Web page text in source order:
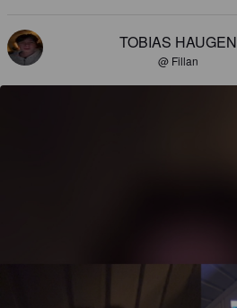
TOBIAS HAUGEN
@ Fillan